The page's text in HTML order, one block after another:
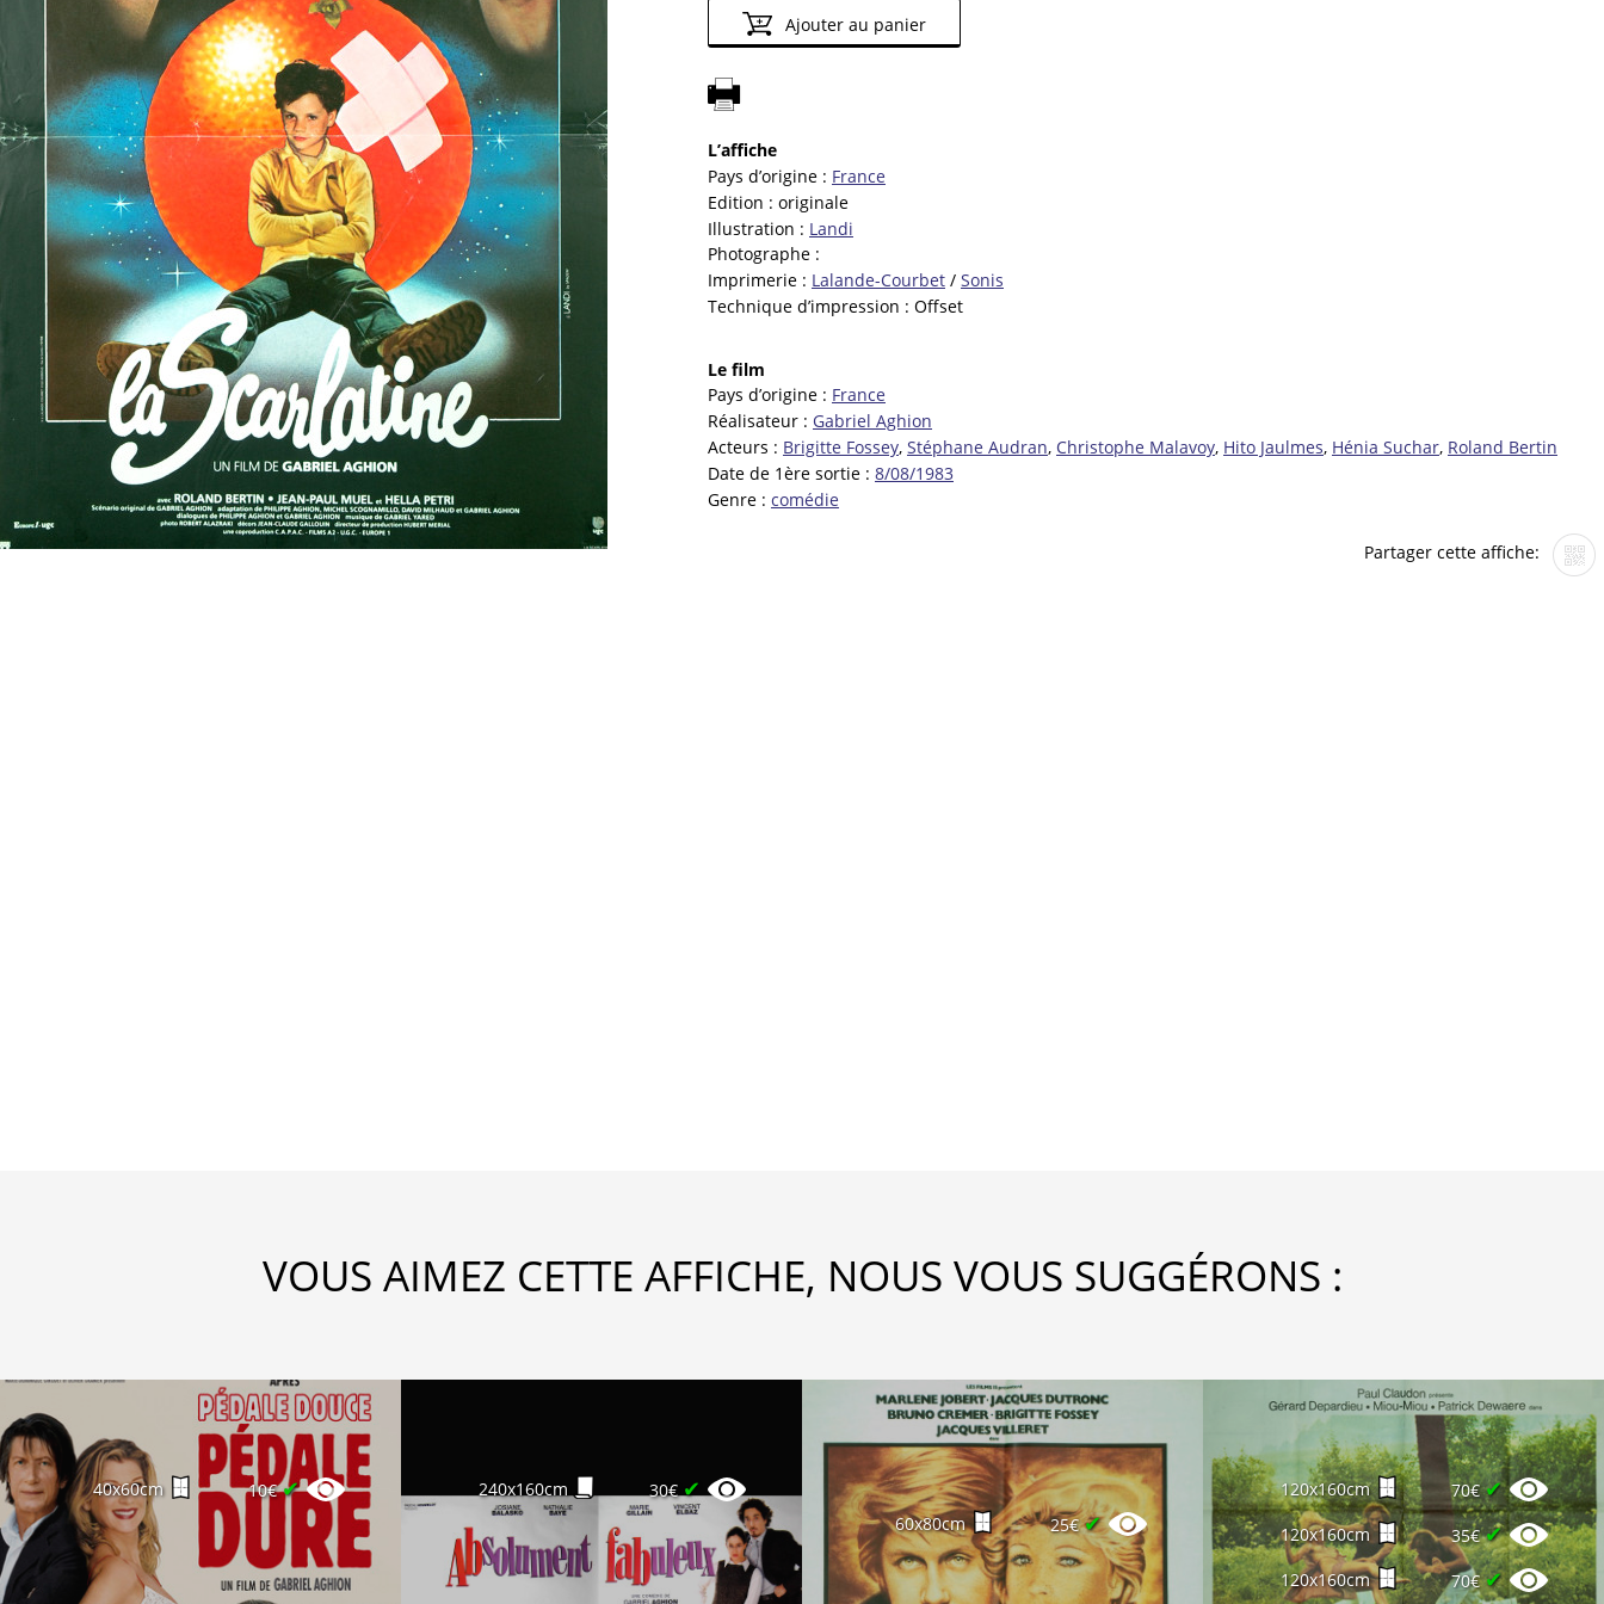
Ajouter au panier
L’affiche
Pays d’origine : France
Edition : originale
Illustration : Landi
Photographe :
Imprimerie : Lalande-Courbet / Sonis
Technique d’impression : Offset
Le film
Pays d’origine : France
Réalisateur : Gabriel Aghion
Acteurs : Brigitte Fossey, Stéphane Audran, Christophe Malavoy, Hito Jaulmes, Hénia Suchar, Roland Bertin
Date de 1ère sortie : 8/08/1983
Genre : comédie
Partager cette affiche:
VOUS AIMEZ CETTE AFFICHE, NOUS VOUS SUGGÉRONS :
40x60cm 10€✔ 240x160cm 30€✔
60x80cm 25€✔
120x160cm 70€✔
120x160cm 35€✔
120x160cm 70€✔